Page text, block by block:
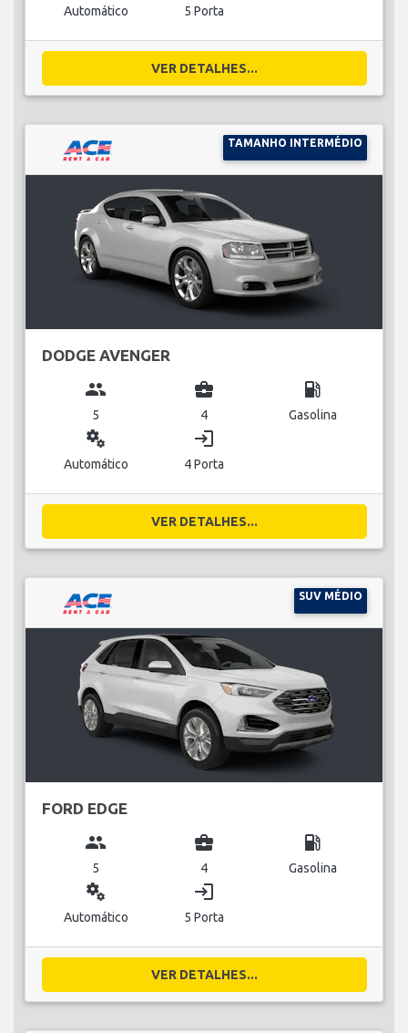
Automático 5 Porta
VER DETALHES...
TAMANHO INTERMÉDIO
DODGE AVENGER
group
5
business_center
4
local_gas_station
Gasolina
miscellaneous_services
Automático
login
4 Porta
VER DETALHES...
SUV MÉDIO
FORD EDGE
group
5
business_center
4
local_gas_station
Gasolina
miscellaneous_services
Automático
login
5 Porta
VER DETALHES...